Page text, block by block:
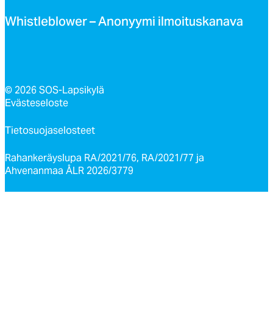
Whist­leb­lo­wer – Ano­nyy­mi il­moi­tus­ka­na­va
© 2026 SOS-Lapsikylä
Evästeseloste
Tietosuojaselosteet
Rahankeräyslupa RA/2021/76, RA/2021/77 ja
Ahvenanmaa ÅLR 2026/3779